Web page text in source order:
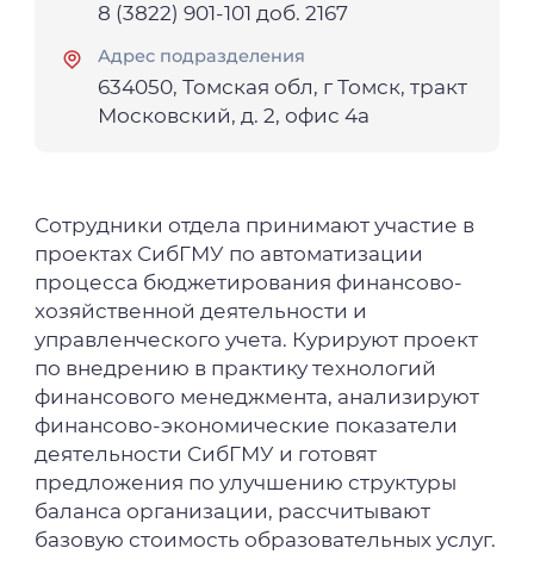
8 (3822) 901-101 доб. 2167
Адрес подразделения
634050, Томская обл, г Томск, тракт
Московский, д. 2, офис 4а
Сотрудники отдела принимают участие в
проектах СибГМУ по автоматизации
процесса бюджетирования финансово-
хозяйственной деятельности и
управленческого учета. Курируют проект
по внедрению в практику технологий
финансового менеджмента, анализируют
финансово-экономические показатели
деятельности СибГМУ и готовят
предложения по улучшению структуры
баланса организации, рассчитывают
базовую стоимость образовательных услуг.